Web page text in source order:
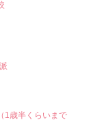
1歳半くらいまで